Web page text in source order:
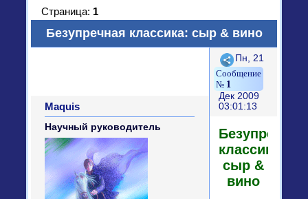
Безупречная классика: сыр & вино
Страница: 1
Поделиться
1
Пн, 21
Дек 2009
03:01:13
Maquis
Научный руководитель
Безупречная
классика:
сыр &
вино